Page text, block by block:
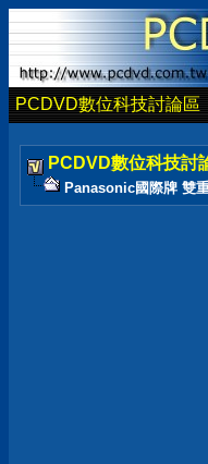
PCDVD數位科技討論區
PCDVD數位科技討
Panasonic國際牌 雙